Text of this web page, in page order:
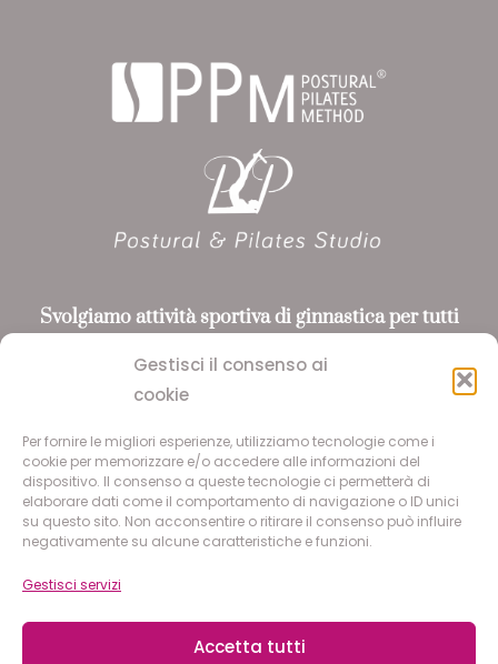
Gestisci il consenso ai
cookie
Per fornire le migliori esperienze, utilizziamo tecnologie come i
cookie per memorizzare e/o accedere alle informazioni del
dispositivo. Il consenso a queste tecnologie ci permetterà di
elaborare dati come il comportamento di navigazione o ID unici
su questo sito. Non acconsentire o ritirare il consenso può influire
negativamente su alcune caratteristiche e funzioni.
Gestisci servizi
Accetta tutti
Svolgiamo attività sportiva di ginnastica per tutti
Pilates e Yoga
SEGUICI
Facebook